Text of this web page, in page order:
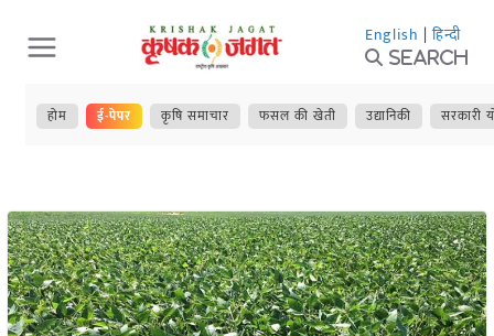
Skip
to
content
English | हिन्दी
Search
होम ई-पेपर कृषि समाचार फसल की खेती उद्यानिकी सरकारी